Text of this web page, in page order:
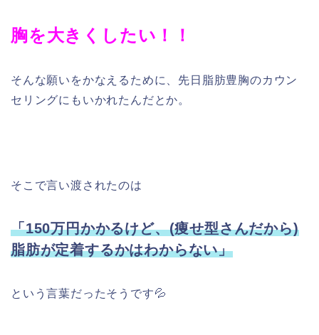
胸を大きくしたい！！
そんな願いをかなえるために、先日脂肪豊胸のカウン
セリングにもいかれたんだとか。
そこで言い渡されたのは
「150万円かかるけど、(痩せ型さんだから)
脂肪が定着するかはわからない」
という言葉だったそうです💦